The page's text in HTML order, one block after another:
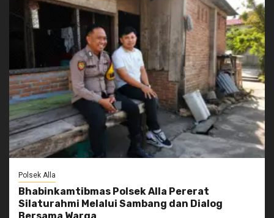
Polsek Alla
Bhabinkamtibmas Polsek Alla Pererat
Silaturahmi Melalui Sambang dan Dialog